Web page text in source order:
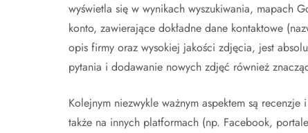
wyświetla się w wynikach wyszukiwania, mapach
konto, zawierające dokładne dane kontaktowe
opis firmy oraz wysokiej jakości zdjęcia, jest
pytania i dodawanie nowych zdjęć również
Kolejnym niezwykle ważnym aspektem są
także na innych platformach (np. Facebook,